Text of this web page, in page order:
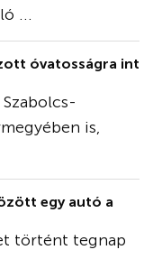
...
óvatosságra int
is,
egy autó a
történt tegnap